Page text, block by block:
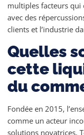
multiples facteurs
avec des
clients et l’industrie
Quelles
cette
du
Fondée en 2015,
comme un acteur
solutions novatrices.